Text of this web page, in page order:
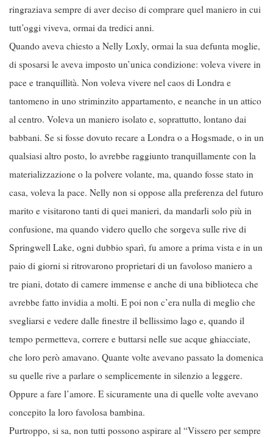
ringraziava sempre di aver deciso di comprare quel maniero in cui
tutt’oggi viveva, ormai da tredici anni.
Quando aveva chiesto a Nelly Loxly, ormai la sua defunta moglie,
di sposarsi le aveva imposto un’unica condizione: voleva vivere in
pace e tranquillità. Non voleva vivere nel caos di Londra e
tantomeno in uno striminzito appartamento, e neanche in un attico
al centro. Voleva un maniero isolato e, soprattutto, lontano dai
babbani. Se si fosse dovuto recare a Londra o a Hogsmade, o in un
qualsiasi altro posto, lo avrebbe raggiunto tranquillamente con la
materializzazione o la polvere volante, ma, quando fosse stato in
casa, voleva la pace. Nelly non si oppose alla preferenza del futuro
marito e visitarono tanti di quei manieri, da mandarli solo più in
confusione, ma quando videro quello che sorgeva sulle rive di
Springwell Lake, ogni dubbio sparì, fu amore a prima vista e in un
paio di giorni si ritrovarono proprietari di un favoloso maniero a
tre piani, dotato di camere immense e anche di una biblioteca che
avrebbe fatto invidia a molti. E poi non c’era nulla di meglio che
svegliarsi e vedere dalle finestre il bellissimo lago e, quando il
tempo permetteva, correre e buttarsi nelle sue acque ghiacciate,
che loro però amavano. Quante volte avevano passato la domenica
su quelle rive a parlare o semplicemente in silenzio a leggere.
Oppure a fare l’amore. E sicuramente una di quelle volte avevano
concepito la loro favolosa bambina.
Purtroppo, si sa, non tutti possono aspirare al “Vissero per sempre